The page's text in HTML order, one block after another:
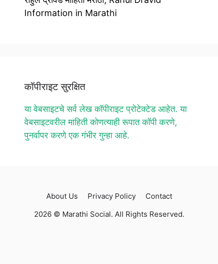
Information in Marathi
कॉपीराइट सुरक्षित
या वेबसाइटचे सर्व लेख कॉपीराइट प्रोटेक्टेड आहेत. या
वेबसाइटवरील माहिती कोणत्याही रूपात कॉपी करणे,
पुनर्वापर करणे एक गंभीर गुन्हा आहे.
About Us Privacy Policy
Contact
2026 © Marathi Social. All Rights Reserved.